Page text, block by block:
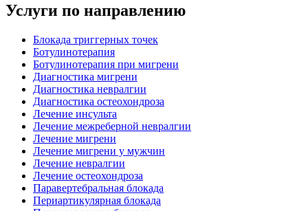
Услуги по направлению
Блокада триггерных точек
Ботулинотерапия
Ботулинотерапия при мигрени
Диагностика мигрени
Диагностика невралгии
Диагностика остеохондроза
Лечение инсульта
Лечение межреберной невралгии
Лечение мигрени
Лечение мигрени у мужчин
Лечение невралгии
Лечение остеохондроза
Паравертебральная блокада
Периартикулярная блокада